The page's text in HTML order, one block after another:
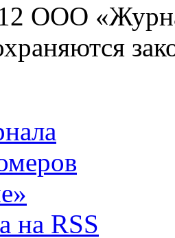
ООО
на RSS